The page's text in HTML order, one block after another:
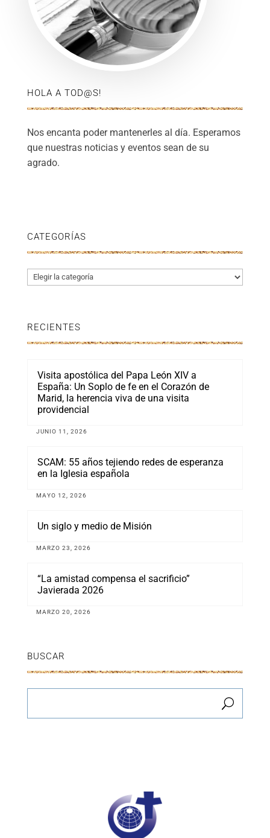
HOLA A TOD@S!
Nos encanta poder mantenerles al día. Esperamos
que nuestras noticias y eventos sean de su
agrado.
CATEGORÍAS
Categorías
RECIENTES
Visita apostólica del Papa León XIV a
España: Un Soplo de fe en el Corazón de
Marid, la herencia viva de una visita
providencial
JUNIO 11, 2026
SCAM: 55 años tejiendo redes de esperanza
en la Iglesia española
MAYO 12, 2026
Un siglo y medio de Misión
MARZO 23, 2026
“La amistad compensa el sacrificio”
Javierada 2026
MARZO 20, 2026
BUSCAR